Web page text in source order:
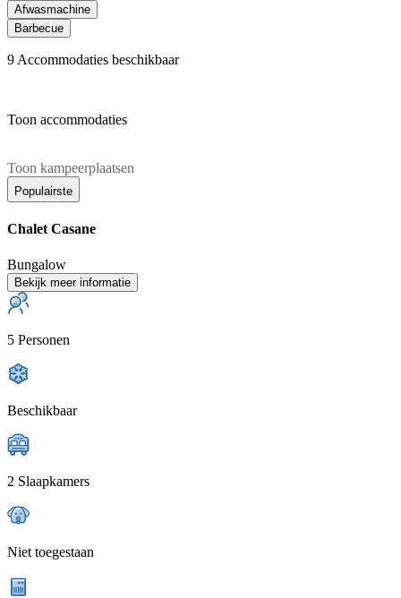
Afwasmachine
Barbecue
9 Accommodaties beschikbaar
Toon accommodaties
Toon kampeerplaatsen
Populairste
Chalet Casane
Bungalow
Bekijk meer informatie
5 Personen
Beschikbaar
2 Slaapkamers
Niet toegestaan